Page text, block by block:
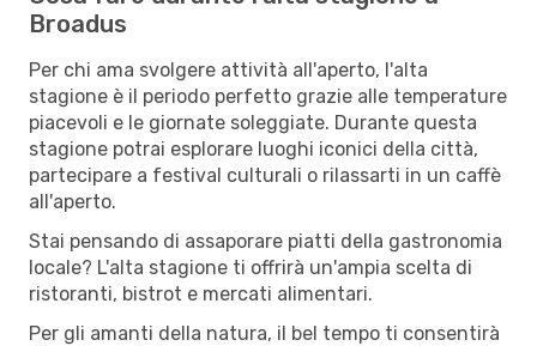
Broadus
Per chi ama svolgere attività all'aperto, l'alta
stagione è il periodo perfetto grazie alle temperature
piacevoli e le giornate soleggiate. Durante questa
stagione potrai esplorare luoghi iconici della città,
partecipare a festival culturali o rilassarti in un caffè
all'aperto.
Stai pensando di assaporare piatti della gastronomia
locale? L'alta stagione ti offrirà un'ampia scelta di
ristoranti, bistrot e mercati alimentari.
Per gli amanti della natura, il bel tempo ti consentirà